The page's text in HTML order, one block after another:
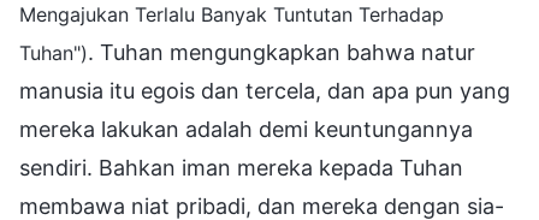
Mengajukan Terlalu Banyak Tuntutan Terhadap
Tuhan"). Tuhan mengungkapkan bahwa natur
manusia itu egois dan tercela, dan apa pun yang
mereka lakukan adalah demi keuntungannya
sendiri. Bahkan iman mereka kepada Tuhan
membawa niat pribadi, dan mereka dengan sia-